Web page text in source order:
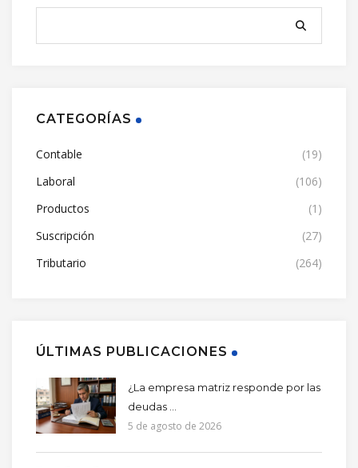
CATEGORÍAS
Contable
(19)
Laboral
(106)
Productos
(1)
Suscripción
(27)
Tributario
(264)
ÚLTIMAS PUBLICACIONES
¿La empresa matriz responde por las
deudas ...
5 de agosto de 2026